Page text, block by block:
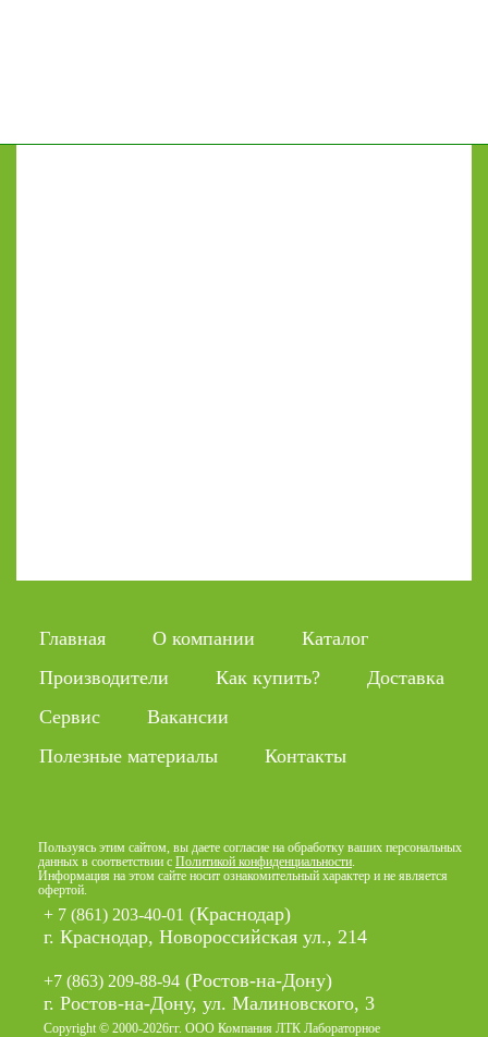
Главная О компании
Каталог
Производители
Как купить?
Доставка
Сервис
Вакансии
Полезные материалы
Контакты
Пользуясь этим сайтом, вы даете согласие на обработку ваших персональных
данных в соответствии с Политикой конфиденциальности.
Информация на этом сайте носит ознакомительный характер и не является
офертой.
+ 7 (861) 203-40-01 (Краснодар)
г. Краснодар, Новороссийская ул., 214
+7 (863) 209-88-94 (Ростов-на-Дону)
г. Ростов-на-Дону, ул. Малиновского, 3
Copyright © 2000-2026гг. ООО Компания ЛТК Лабораторное